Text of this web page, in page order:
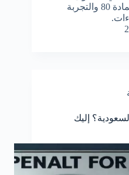
شرح انتهاء العقد والمادة 75 والمادة 80 والتجربة
إليك